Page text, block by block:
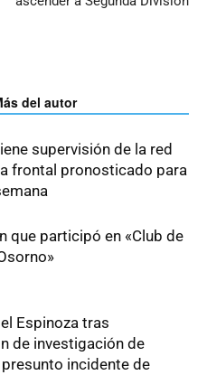
del autor
supervisión de la red
frontal pronosticado para
que participó en «Club de
Espinoza tras
de investigación de
incidente de